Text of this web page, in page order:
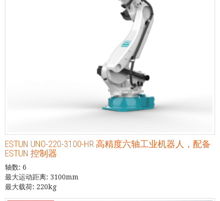
ESTUN UNO-220-3100-HR 高精度六轴工业机器人，配备
ESTUN 控制器
轴数: 6
最大运动距离: 3100mm
最大载荷: 220kg